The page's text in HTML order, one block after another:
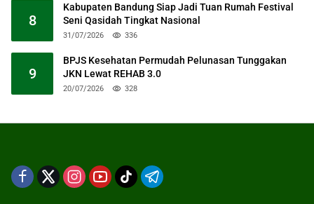
8
Kabupaten Bandung Siap Jadi Tuan Rumah Festival
Seni Qasidah Tingkat Nasional
31/07/2026 336
9
BPJS Kesehatan Permudah Pelunasan Tunggakan
JKN Lewat REHAB 3.0
20/07/2026 328